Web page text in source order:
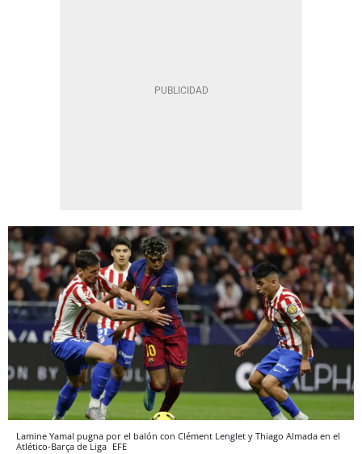
Lamine Yamal pugna por el balón con Clément Lenglet y Thiago Almada en el
Atlético-Barça de Liga EFE